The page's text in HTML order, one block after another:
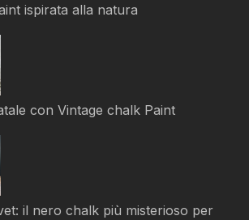
ispirata alla natura
con Vintage chalk Paint
il nero chalk più misterioso per